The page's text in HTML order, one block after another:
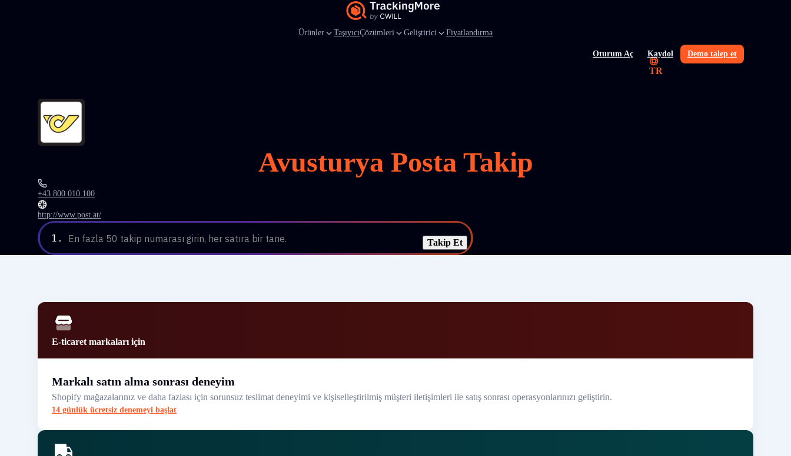
Ürünler TaşıyıcıÇözümleri Geliştirici Fiyatlandırma
Oturum Aç Kaydol Demo talep et
TR
Avusturya Posta Takip
+43 800 010 100
http://www.post.at/
1. En fazla 50 takip numarası girin, her satıra bir tane. Takip Et
E-ticaret markaları için
Markalı satın alma sonrası deneyim
Shopify mağazalarınız ve daha fazlası için sorunsuz teslimat deneyimi ve kişiselleştirilmiş müşteri iletişimleri ile satış sonrası operasyonlarınızı geliştirin.
14 günlük ücretsiz denemeyi başlat